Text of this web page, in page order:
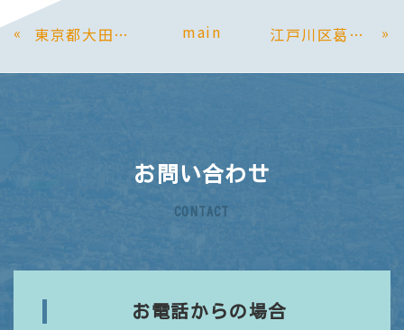
« 東京都大田区｜小売店(珈琲豆)のホームページを制作 main 江戸川区葛西｜個別指導塾(学習塾)のホームページを制作 »
お問い合わせ
CONTACT
お電話からの場合